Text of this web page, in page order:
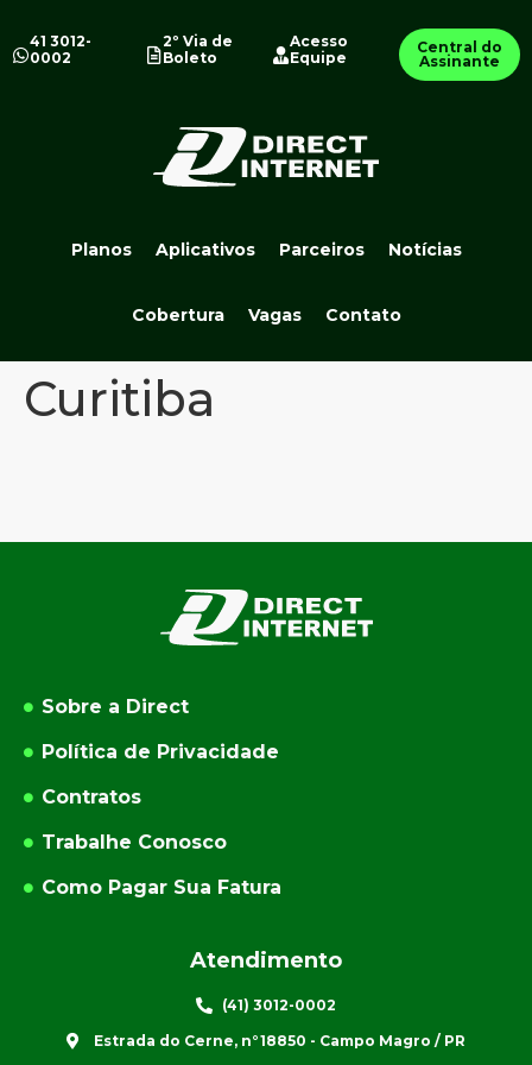
41 3012-
0002
2º Via de
Boleto
Acesso
Equipe
Central do
Assinante
Planos Aplicativos Parceiros Notícias
Cobertura Vagas Contato
Curitiba
Sobre a Direct
Política de Privacidade
Contratos
Trabalhe Conosco
Como Pagar Sua Fatura
Atendimento
(41) 3012-0002
Estrada do Cerne, n°18850 - Campo Magro / PR